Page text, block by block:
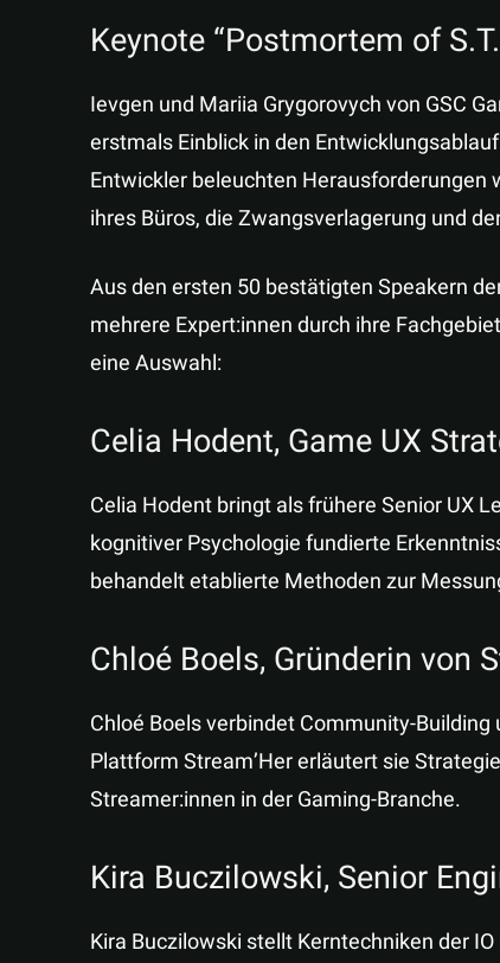
Keynote “Postmortem of
Ievgen und Mariia Grygorovych von GSC
erstmals Einblick in den
Entwickler beleuchten Herausforderungen
ihres Büros, die Zwangsverlagerung und
Aus den ersten 50 bestätigten Speakern
mehrere Expert:innen durch ihre
eine Auswahl:
Celia Hodent, Game UX
Celia Hodent bringt als frühere Senior UX
kognitiver Psychologie fundierte
behandelt etablierte Methoden zur
Chloé Boels, Gründerin von
Chloé Boels verbindet Community-
Plattform Stream’Her erläutert sie
Streamer:innen in der Gaming-Branche.
Kira Buczilowski, Senior
Kira Buczilowski stellt Kerntechniken der